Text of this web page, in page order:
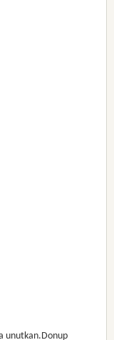
unutkan.Donup